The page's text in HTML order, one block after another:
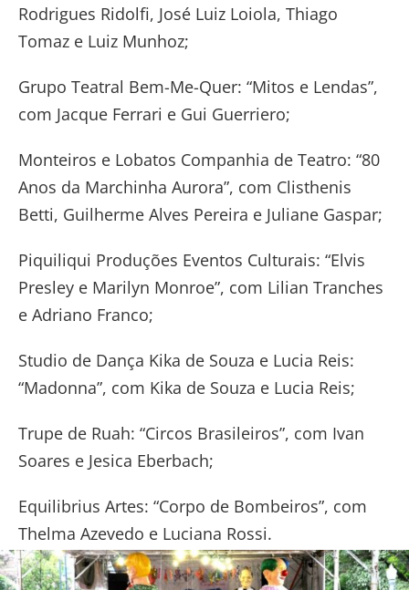
Rodrigues Ridolfi, José Luiz Loiola, Thiago
Tomaz e Luiz Munhoz;
Grupo Teatral Bem-Me-Quer: “Mitos e Lendas”,
com Jacque Ferrari e Gui Guerriero;
Monteiros e Lobatos Companhia de Teatro: “80
Anos da Marchinha Aurora”, com Clisthenis
Betti, Guilherme Alves Pereira e Juliane Gaspar;
Piquiliqui Produções Eventos Culturais: “Elvis
Presley e Marilyn Monroe”, com Lilian Tranches
e Adriano Franco;
Studio de Dança Kika de Souza e Lucia Reis:
“Madonna”, com Kika de Souza e Lucia Reis;
Trupe de Ruah: “Circos Brasileiros”, com Ivan
Soares e Jesica Eberbach;
Equilibrius Artes: “Corpo de Bombeiros”, com
Thelma Azevedo e Luciana Rossi.